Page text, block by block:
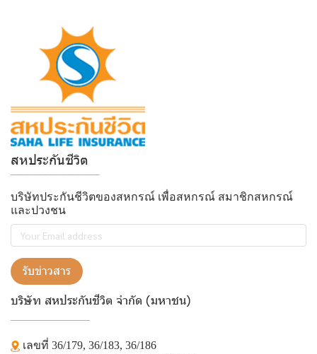
สหประกันชีวิต
บริษัทประกันชีวิตของสหกรณ์ เพื่อสหกรณ์ สมาชิกสหกรณ์
และปวงชน
รับข่าวสาร
บริษัท สหประกันชีวิต จำกัด (มหาชน)
เลขที่ 36/179, 36/183, 36/186